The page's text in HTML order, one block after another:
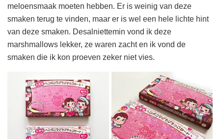
meloensmaak moeten hebben. Er is weinig van deze
smaken terug te vinden, maar er is wel een hele lichte hint
van deze smaken. Desalniettemin vond ik deze
marshmallows lekker, ze waren zacht en ik vond de
smaken die ik kon proeven zeker niet vies.